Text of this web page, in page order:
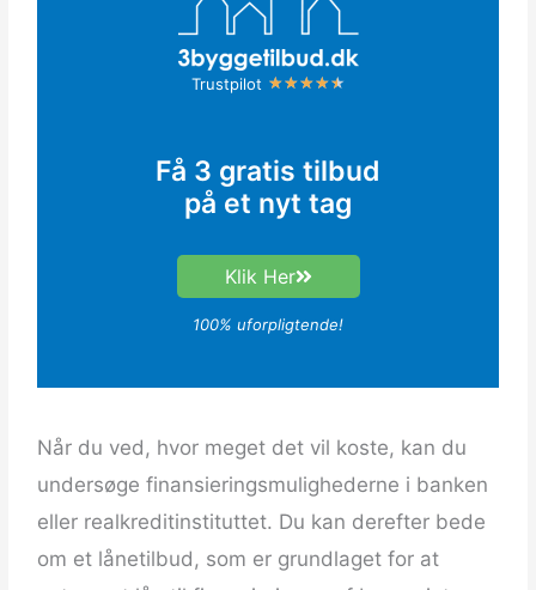
Trustpilot ★★★★★
e
d
f
Få 3 gratis tilbud
på et nyt tag
Klik Her
100% uforpligtende!
Når du ved, hvor meget det vil koste, kan du
undersøge finansieringsmulighederne i banken
eller realkreditinstituttet. Du kan derefter bede
om et lånetilbud, som er grundlaget for at